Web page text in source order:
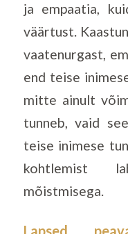
ja empaatia,
väärtust.
vaatenurgast,
end teise
mitte ainult
tunneb, vaid
teise inimese
kohtlemist
mõistmisega.